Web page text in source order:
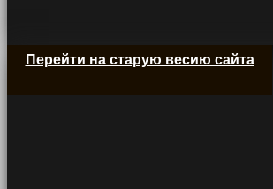
Перейти на старую весию сайта